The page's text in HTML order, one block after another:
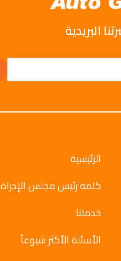
البريدية
الرئيسية
كلمة رئيس مجلس الإدراة
خدمتنا
الأسئلة الأكثر شيوعاً